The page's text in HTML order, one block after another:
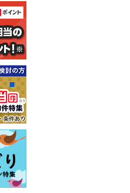
3LDK ■1階:LDK20.4畳・洋室8.5畳・納戸3畳■2階:洋室9畳・洋室4.5畳